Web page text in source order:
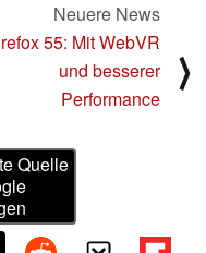
Neuere News
55: Mit WebVR
und besserer
Performance
⟩
Quelle